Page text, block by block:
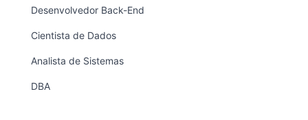
Desenvolvedor Back-End
Cientista de Dados
Analista de Sistemas
DBA